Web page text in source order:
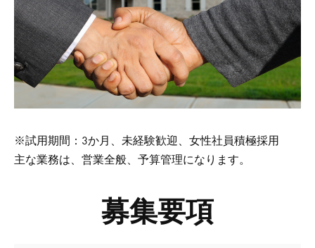
※試用期間：3か月、未経験歓迎、女性社員積極採用
主な業務は、営業全般、予算管理になります。
募集要項